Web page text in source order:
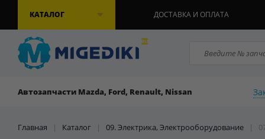
КАТАЛОГ ДОСТАВКА И ОПЛАТА
Автозапчасти Mazda, Ford, Renault, Nissan
Главная | Каталог | 09. Электрика, Электрооборудование |